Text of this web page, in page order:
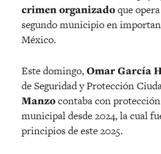
crimen organizadoque
segundo municipio en
México.
Este domingo,Omar García
de Seguridad y Protección
Manzocontaba con
municipal desde 2024, la cual
principios de este 2025.